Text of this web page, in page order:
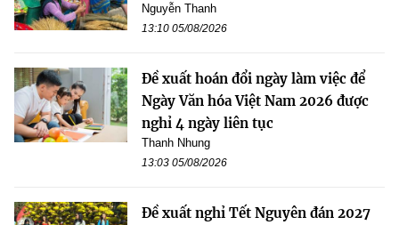
Nguyễn Thanh
13:10 05/08/2026
Đề xuất hoán đổi ngày làm việc để
Ngày Văn hóa Việt Nam 2026 được
nghỉ 4 ngày liên tục
Thanh Nhung
13:03 05/08/2026
Đề xuất nghỉ Tết Nguyên đán 2027